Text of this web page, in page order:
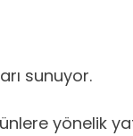
sunuyor.
yönelik